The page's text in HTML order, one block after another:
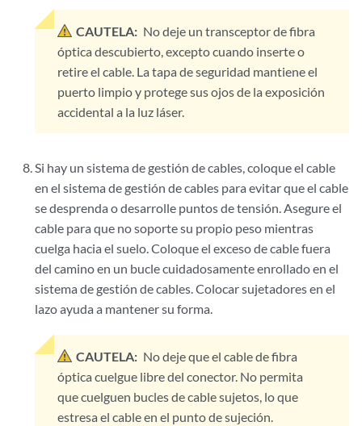
CAUTELA: No deje un transceptor de fibra
óptica descubierto, excepto cuando inserte o
retire el cable. La tapa de seguridad mantiene el
puerto limpio y protege sus ojos de la exposición
accidental a la luz láser.
Si hay un sistema de gestión de cables, coloque el cable
en el sistema de gestión de cables para evitar que el cable
se desprenda o desarrolle puntos de tensión. Asegure el
cable para que no soporte su propio peso mientras
cuelga hacia el suelo. Coloque el exceso de cable fuera
del camino en un bucle cuidadosamente enrollado en el
sistema de gestión de cables. Colocar sujetadores en el
lazo ayuda a mantener su forma.
CAUTELA: No deje que el cable de fibra
óptica cuelgue libre del conector. No permita
que cuelguen bucles de cable sujetos, lo que
estresa el cable en el punto de sujeción.